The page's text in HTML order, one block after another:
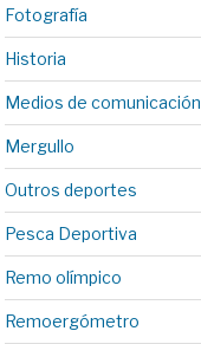
Fotografía
Historia
Medios de comunicación
Mergullo
Outros deportes
Pesca Deportiva
Remo olímpico
Remoergómetro